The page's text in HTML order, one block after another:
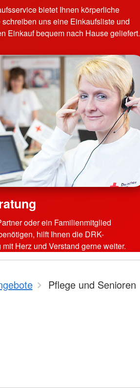
bietet Ihnen körperliche
uns eine Einkaufsliste und
Einkauf bequem nach Hause geliefert.
oder ein Familienmitglied
hilft Ihnen die DRK-
Herz und Verstand gerne weiter.
Pflege und Senioren